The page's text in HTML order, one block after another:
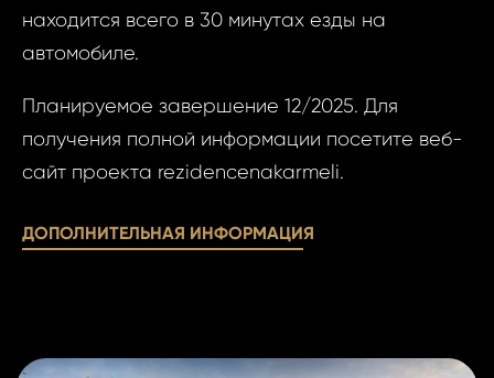
находится всего в 30 минутах езды на
автомобиле.
Планируемое завершение 12/2025. Для
получения полной информации посетите веб-
сайт проекта rezidencenakarmeli.
ДОПОЛНИТЕЛЬНАЯ ИНФОРМАЦИЯ